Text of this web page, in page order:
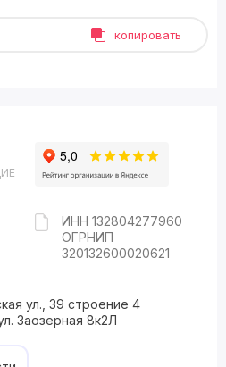
копировать
ИНН 132804277960
ОГРНИП
320132600020621
ул., 39 строение 4
Заозерная 8к2Л